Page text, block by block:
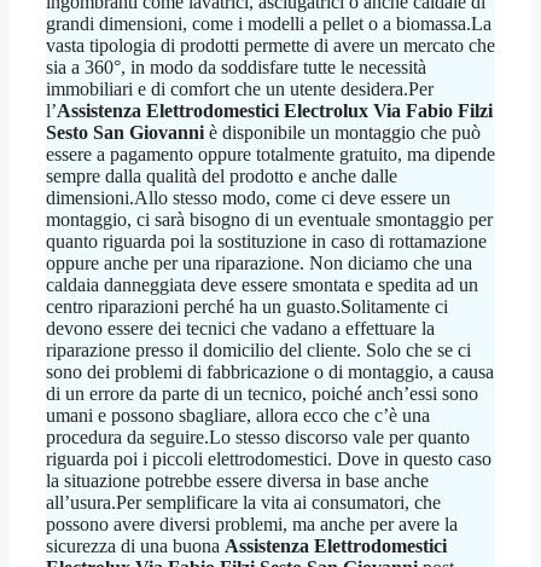
grandi dimensioni, come i modelli a pellet o a biomassa.La
vasta tipologia di prodotti permette di avere un mercato che
sia a 360°, in modo da soddisfare tutte le necessità
immobiliari e di comfort che un utente desidera.Per
l’Assistenza Elettrodomestici Electrolux Via Fabio Filzi
Sesto San Giovanni è disponibile un montaggio che può
essere a pagamento oppure totalmente gratuito, ma dipende
sempre dalla qualità del prodotto e anche dalle
dimensioni.Allo stesso modo, come ci deve essere un
montaggio, ci sarà bisogno di un eventuale smontaggio per
quanto riguarda poi la sostituzione in caso di rottamazione
oppure anche per una riparazione. Non diciamo che una
caldaia danneggiata deve essere smontata e spedita ad un
centro riparazioni perché ha un guasto.Solitamente ci
devono essere dei tecnici che vadano a effettuare la
riparazione presso il domicilio del cliente. Solo che se ci
sono dei problemi di fabbricazione o di montaggio, a causa
di un errore da parte di un tecnico, poiché anch’essi sono
umani e possono sbagliare, allora ecco che c’è una
procedura da seguire.Lo stesso discorso vale per quanto
riguarda poi i piccoli elettrodomestici. Dove in questo caso
la situazione potrebbe essere diversa in base anche
all’usura.Per semplificare la vita ai consumatori, che
possono avere diversi problemi, ma anche per avere la
sicurezza di una buona Assistenza Elettrodomestici